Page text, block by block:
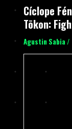
Cíclope
Tōkon:
Agustin Sabia /